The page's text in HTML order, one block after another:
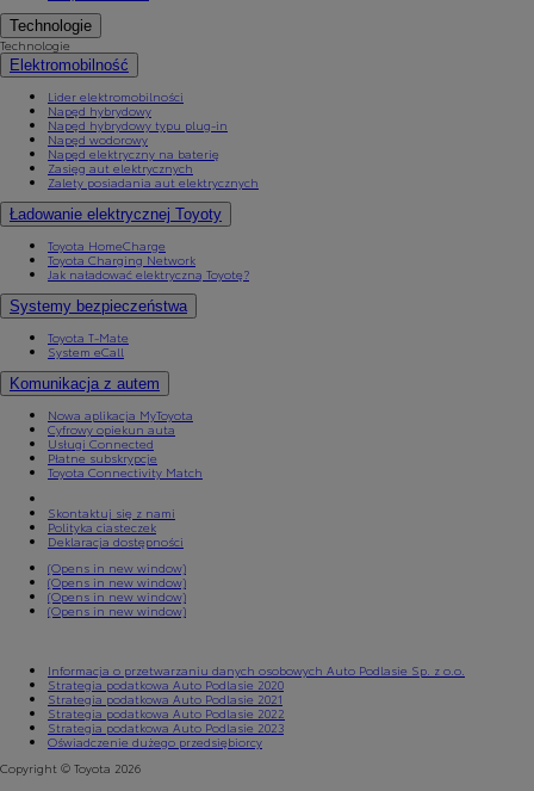
Technologie
Technologie
Elektromobilność
Lider elektromobilności
Napęd hybrydowy
Napęd hybrydowy typu plug-in
Napęd wodorowy
Napęd elektryczny na baterię
Zasięg aut elektrycznych
Zalety posiadania aut elektrycznych
Ładowanie elektrycznej Toyoty
Toyota HomeCharge
Toyota Charging Network
Jak naładować elektryczną Toyotę?
Systemy bezpieczeństwa
Toyota T-Mate
System eCall
Komunikacja z autem
Nowa aplikacja MyToyota
Cyfrowy opiekun auta
Usługi Connected
Płatne subskrypcje
Toyota Connectivity Match
Skontaktuj się z nami
Polityka ciasteczek
Deklaracja dostępności
(Opens in new window)
(Opens in new window)
(Opens in new window)
(Opens in new window)
Informacja o przetwarzaniu danych osobowych Auto Podlasie Sp. z o.o.
Strategia podatkowa Auto Podlasie 2020
Strategia podatkowa Auto Podlasie 2021
Strategia podatkowa Auto Podlasie 2022
Strategia podatkowa Auto Podlasie 2023
Oświadczenie dużego przedsiębiorcy
Copyright © Toyota 2026